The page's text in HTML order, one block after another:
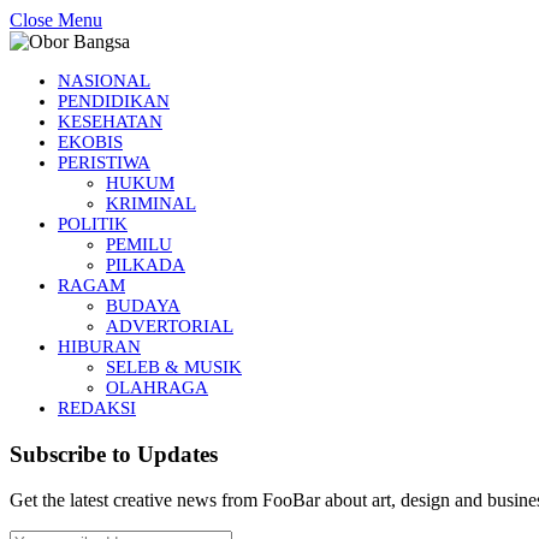
Close Menu
NASIONAL
PENDIDIKAN
KESEHATAN
EKOBIS
PERISTIWA
HUKUM
KRIMINAL
POLITIK
PEMILU
PILKADA
RAGAM
BUDAYA
ADVERTORIAL
HIBURAN
SELEB & MUSIK
OLAHRAGA
REDAKSI
Subscribe to Updates
Get the latest creative news from FooBar about art, design and